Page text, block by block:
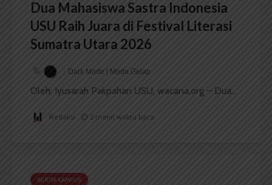
Dua Mahasiswa Sastra Indonesia
USU Raih Juara di Festival Literasi
Sumatra Utara 2026
Dark Mode | Moda Gelap
Oleh: Iyusarah Pakpahan USU, wacana.org – Dua...
Redaksi 2 menit waktu baca
BERITA KAMPUS